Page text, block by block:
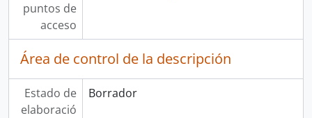
puntos de
acceso
Área de control de la descripción
Estado de
elaboració
Borrador